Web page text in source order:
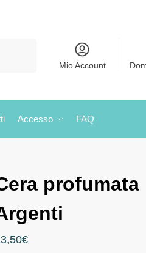
Mio Account
Accesso FAQ
€